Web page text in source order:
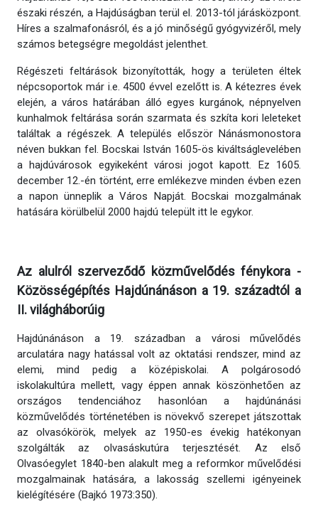
északi részén, a Hajdúságban terül el. 2013-tól járásközpont.
Híres a szalmafonásról, és a jó minőségű gyógyvizéről, mely
számos betegségre megoldást jelenthet.
Régészeti feltárások bizonyították, hogy a területen éltek
népcsoportok már i.e. 4500 évvel ezelőtt is. A kétezres évek
elején, a város határában álló egyes kurgánok, népnyelven
kunhalmok feltárása során szarmata és szkíta kori leleteket
találtak a régészek. A település először Nánásmonostora
néven bukkan fel. Bocskai István 1605-ös kiváltságlevelében
a hajdúvárosok egyikeként városi jogot kapott. Ez 1605.
december 12.-én történt, erre emlékezve minden évben ezen
a napon ünneplik a Város Napját. Bocskai mozgalmának
hatására körülbelül 2000 hajdú települt itt le egykor.
Az alulról szerveződő közművelődés fénykora -
Közösségépítés Hajdúnánáson a 19. századtól a
II. világháborúig
Hajdúnánáson a 19. században a városi művelődés
arculatára nagy hatással volt az oktatási rendszer, mind az
elemi, mind pedig a középiskolai. A polgárosodó
iskolakultúra mellett, vagy éppen annak köszönhetően az
országos tendenciához hasonlóan a hajdúnánási
közművelődés történetében is növekvő szerepet játszottak
az olvasókörök, melyek az 1950-es évekig hatékonyan
szolgálták az olvasáskutúra terjesztését. Az első
Olvasóegylet 1840-ben alakult meg a reformkor művelődési
mozgalmainak hatására, a lakosság szellemi igényeinek
kielégítésére (Bajkó 1973:350).